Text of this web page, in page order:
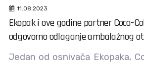
11.08.2023
Ekopak i ove godine partner Coca-
odgovorno odlaganje ambalažnog
Jedan od osnivača Ekopaka,